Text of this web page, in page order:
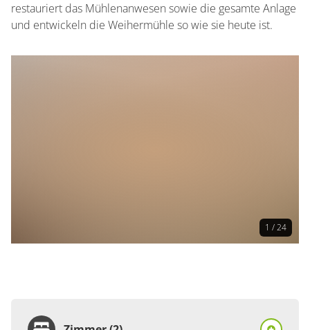
restauriert das Mühlenanwesen sowie die gesamte Anlage
und entwickeln die Weihermühle so wie sie heute ist.
1 / 24